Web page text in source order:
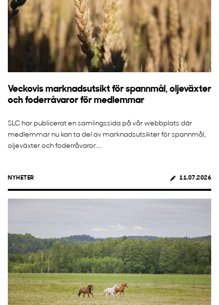
Veckovis marknadsutsikt för spannmål, oljeväxter
och foderråvaror för medlemmar
SLC har publicerat en samlingssida på vår webbplats där
medlemmar nu kan ta del av marknadsutsikter för spannmål,
oljeväxter och foderråvaror....
NYHETER 11.07.2026